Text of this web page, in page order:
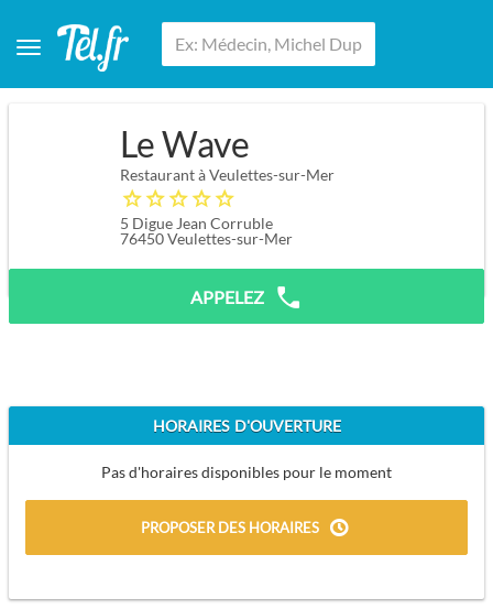
Le Wave
Restaurant à Veulettes-sur-Mer
5 Digue Jean Corruble
76450Veulettes-sur-Mer
APPELEZ
HORAIRES D'OUVERTURE
Pas d'horaires disponibles pour le moment
PROPOSER DES HORAIRES